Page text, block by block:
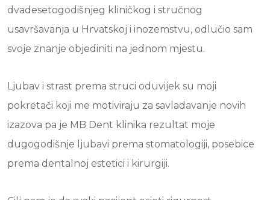
dvadesetogodišnjeg kliničkog i stručnog
usavršavanja u Hrvatskoj i inozemstvu, odlučio sam
svoje znanje objediniti na jednom mjestu.
Ljubav i strast prema struci oduvijek su moji
pokretači koji me motiviraju za savladavanje novih
izazova pa je MB Dent klinika rezultat moje
dugogodišnje ljubavi prema stomatologiji, posebice
prema dentalnoj estetici i kirurgiji.